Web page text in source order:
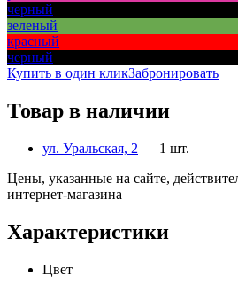
черный
зеленый
красный
черный
Купить в один кликЗабронировать
Товар в наличии
ул. Уральская, 2 — 1 шт.
Цены, указанные на сайте,
интернет-магазина
Характеристики
Цвет